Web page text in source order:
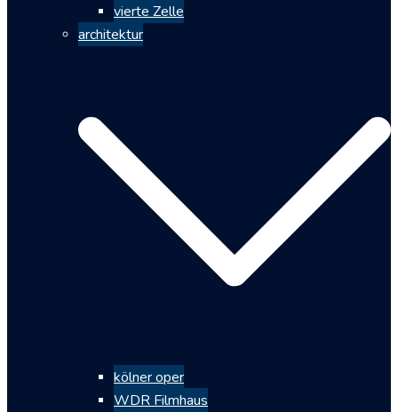
vierte Zelle
architektur
kölner oper
WDR Filmhaus